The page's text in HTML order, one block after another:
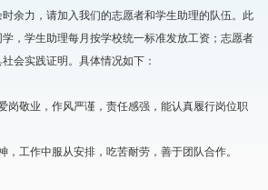
余力，请加入我们的志愿者和学生助理的队伍。此
，学生助理每月按学校统一标准发放工资；志愿者
会实践证明。具体情况如下：
敬业，作风严谨，责任感强，能认真履行岗位职
工作中服从安排，吃苦耐劳，善于团队合作。